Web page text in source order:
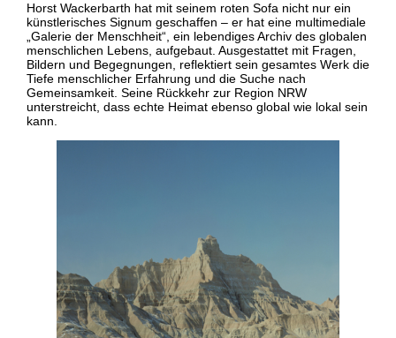
Horst Wackerbarth hat mit seinem roten Sofa nicht nur ein
künstlerisches Signum geschaffen – er hat eine multimediale
„Galerie der Menschheit“, ein lebendiges Archiv des globalen
menschlichen Lebens, aufgebaut. Ausgestattet mit Fragen,
Bildern und Begegnungen, reflektiert sein gesamtes Werk die
Tiefe menschlicher Erfahrung und die Suche nach
Gemeinsamkeit. Seine Rückkehr zur Region NRW
unterstreicht, dass echte Heimat ebenso global wie lokal sein
kann.